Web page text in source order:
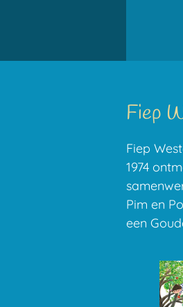
Fiep
Fiep
1974
Pim en
een